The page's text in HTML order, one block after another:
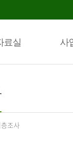
료실 사
조사